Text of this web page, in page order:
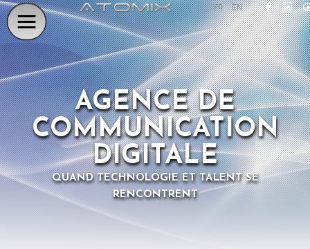
FR EN
AGENCE DE
COMMUNICATION
DIGITALE
QUAND TECHNOLOGIE ET TALENT SE
RENCONTRENT